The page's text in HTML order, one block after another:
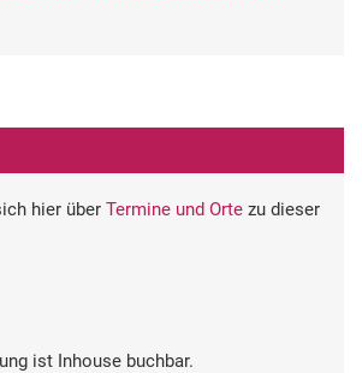
hier über Termine und Orte zu dieser
ist Inhouse buchbar.